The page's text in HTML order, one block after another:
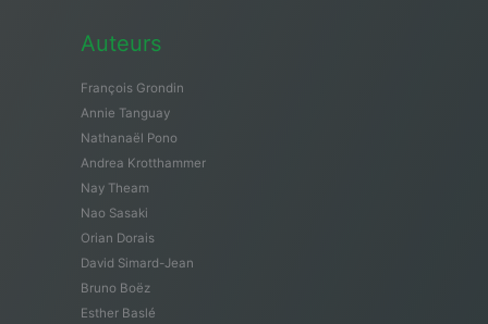
Auteurs
François Grondin
Annie Tanguay
Nathanaël Pono
Andrea Krotthammer
Nay Theam
Nao Sasaki
Orian Dorais
David Simard-Jean
Bruno Boëz
Esther Baslé